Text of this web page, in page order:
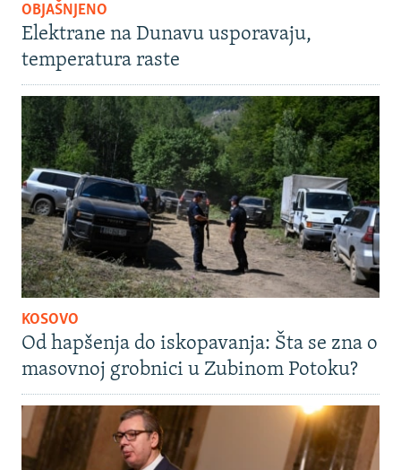
OBJAŠNJENO
Elektrane na Dunavu usporavaju,
temperatura raste
KOSOVO
Od hapšenja do iskopavanja: Šta se zna o
masovnoj grobnici u Zubinom Potoku?